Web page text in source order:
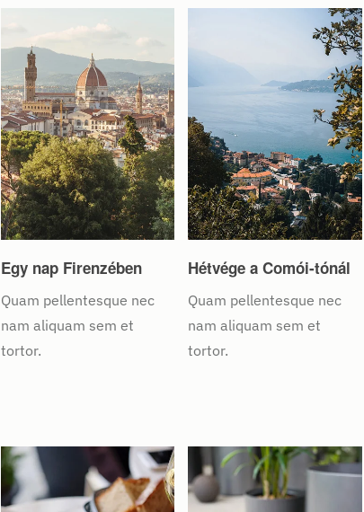
Egy nap Firenzében
Quam pellentesque nec
nam aliquam sem et
tortor.
Hétvége a Comói-tónál
Quam pellentesque nec
nam aliquam sem et
tortor.